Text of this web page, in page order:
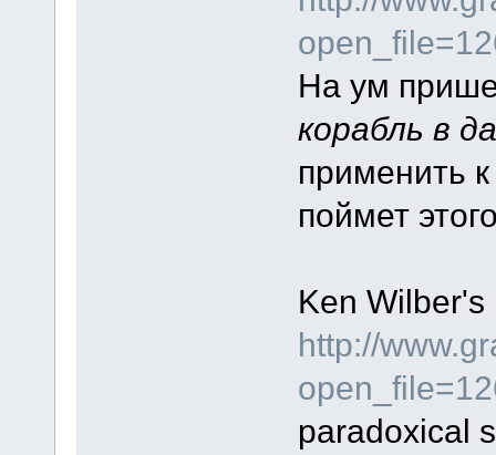
На ум
корабль в
применить
поймет
Ken
http://
paradoxical